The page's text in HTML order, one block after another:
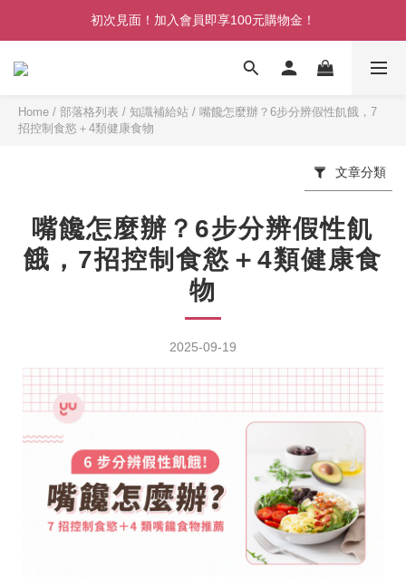
初次見面！加入會員即享100元購物金！
初次見面！加入會員即享100元購物金！
消費滿 NT$999 本島超商免運
Home / 部落格列表 / 知識補給站 / 嘴饞怎麼辦？6步分辨假性飢餓，7
招控制食慾＋4類健康食物
文章分類
嘴饞怎麼辦？6步分辨假性飢
餓，7招控制食慾＋4類健康食
物
2025-09-19